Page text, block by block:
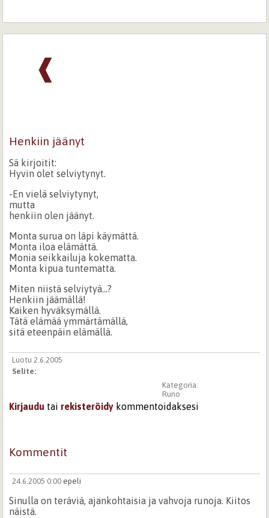
❰
Henkiin jäänyt
Sä kirjoitit:
Hyvin olet selviytynyt.
-En vielä selviytynyt,
mutta
henkiin olen jäänyt.
Monta surua on läpi käymättä.
Monta iloa elämättä.
Monia seikkailuja kokematta.
Monta kipua tuntematta.
Miten niistä selviytyä...?
Henkiin jäämällä!
Kaiken hyväksymällä.
Tätä elämää ymmärtämällä,
sitä eteenpäin elämällä.
Luotu 2.6.2005
Selite:
Kategoria:
Runo
Kirjaudu tai rekisteröidy kommentoidaksesi
Kommentit
24.6.2005 0:00 epeli
Sinulla on teräviä, ajankohtaisia ja vahvoja runoja. Kiitos
näistä.